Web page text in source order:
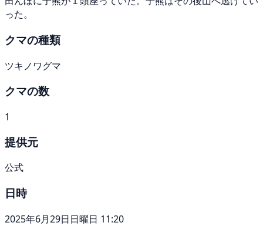
った。
クマの種類
ツキノワグマ
クマの数
1
提供元
公式
日時
2025年6月29日日曜日 11:20